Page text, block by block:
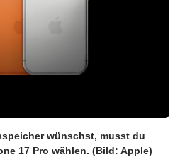
wünschst, musst du
17 Pro wählen. (Bild: Apple)